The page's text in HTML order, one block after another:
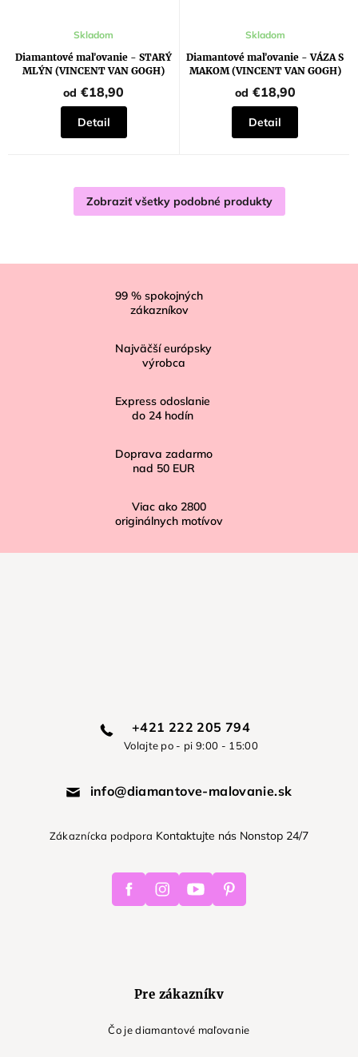
Diamantové maľovanie - STARÝ
MLÝN (VINCENT VAN GOGH)
Skladom
od €18,90
Detail
Diamantové maľovanie - VÁZA S
MAKOM (VINCENT VAN GOGH)
Skladom
od €18,90
Detail
Zobraziť všetky podobné produkty
99 % spokojných
zákazníkov
Najväčší európsky
výrobca
Express odoslanie
do 24 hodín
Doprava zadarmo
nad 50 EUR
Viac ako 2800
originálnych motívov
+421 222 205 794
Volajte po - pi 9:00 - 15:00
info@diamantove-malovanie.sk
Zákaznícka podpora Kontaktujte nás Nonstop 24/7
FacebookInstagramYoutube Pinterest
Pre zákazníkv
Čo je diamantové maľovanie